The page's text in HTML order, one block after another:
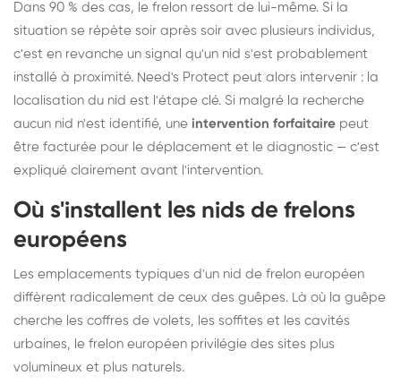
Dans 90 % des cas, le frelon ressort de lui-même. Si la
situation se répète soir après soir avec plusieurs individus,
c'est en revanche un signal qu'un nid s'est probablement
installé à proximité. Need's Protect peut alors intervenir : la
localisation du nid est l'étape clé. Si malgré la recherche
aucun nid n'est identifié, une intervention forfaitaire peut
être facturée pour le déplacement et le diagnostic — c'est
expliqué clairement avant l'intervention.
Où s'installent les nids de frelons
européens
Les emplacements typiques d'un nid de frelon européen
diffèrent radicalement de ceux des guêpes. Là où la guêpe
cherche les coffres de volets, les soffites et les cavités
urbaines, le frelon européen privilégie des sites plus
volumineux et plus naturels.